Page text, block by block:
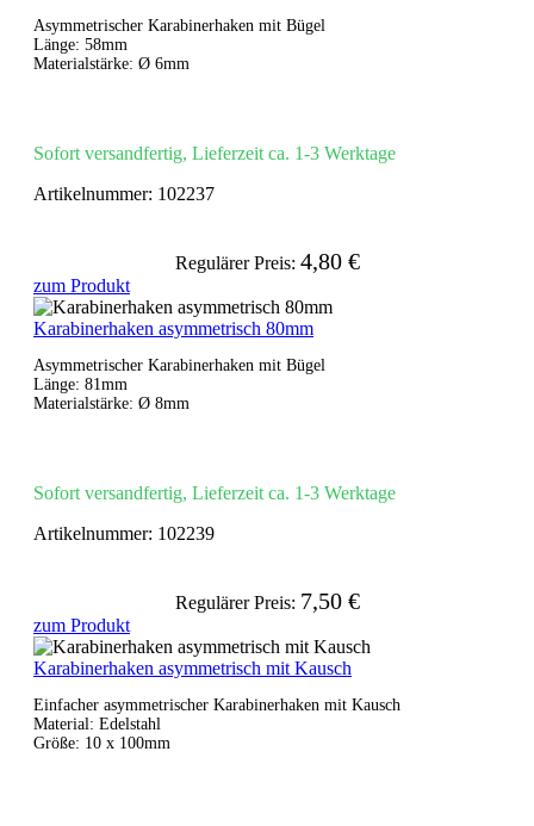
Asymmetrischer Karabinerhaken mit Bügel
Länge: 58mm
Materialstärke: Ø 6mm
Sofort versandfertig, Lieferzeit ca. 1-3 Werktage
Artikelnummer: 102237
Regulärer Preis: 4,80 €
zum Produkt
Karabinerhaken asymmetrisch 80mm
Asymmetrischer Karabinerhaken mit Bügel
Länge: 81mm
Materialstärke: Ø 8mm
Sofort versandfertig, Lieferzeit ca. 1-3 Werktage
Artikelnummer: 102239
Regulärer Preis: 7,50 €
zum Produkt
Karabinerhaken asymmetrisch mit Kausch
Einfacher asymmetrischer Karabinerhaken mit Kausch
Material: Edelstahl
Größe: 10 x 100mm